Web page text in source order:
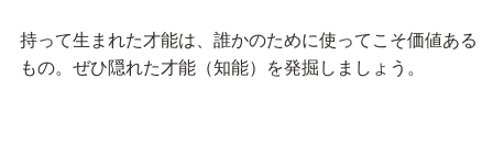
持って生まれた才能は、誰かのために使ってこそ価値ある
もの。ぜひ隠れた才能（知能）を発掘しましょう。